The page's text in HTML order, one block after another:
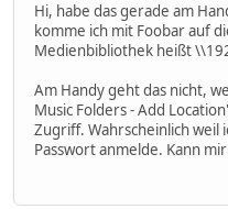
Hi, habe das gerade am
komme ich mit Foobar auf
Medienbibliothek heißt
Am Handy geht das nicht,
Music Folders - Add
Zugriff. Wahrscheinlich weil
Passwort anmelde. Kann